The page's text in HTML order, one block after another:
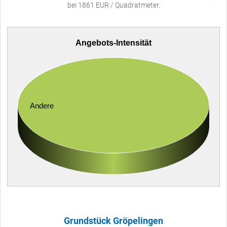
bei 1861 EUR / Quadratmeter.
Angebots-Intensität
Andere
Grundstück Gröpelingen